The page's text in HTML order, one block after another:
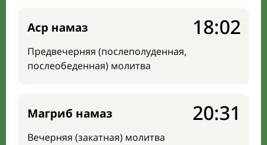
Аср намаз
Предвечерняя (послеполуденная,
послеобеденная) молитва
18:02
Магриб намаз
Вечерняя (закатная) молитва
20:31